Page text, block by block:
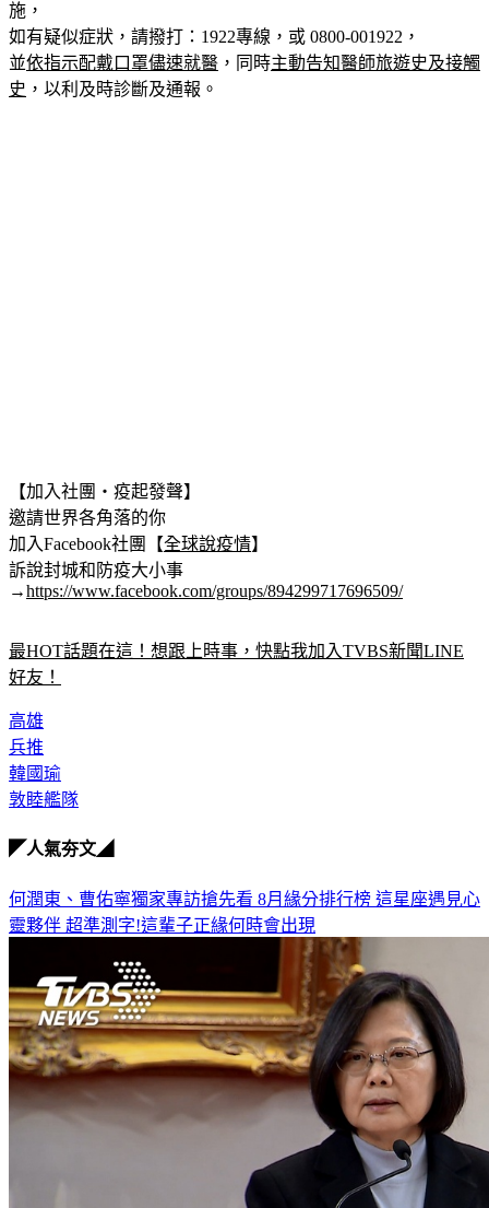
施，
如有疑似症狀，請撥打：1922專線，或 0800-001922，
並依指示配戴口罩儘速就醫 ，同時主動告知醫師旅遊史及接觸
史 ，以利及時診斷及通報。
【加入社團‧疫起發聲】
邀請世界各角落的你
加入Facebook社團【全球說疫情】
訴說封城和防疫大小事
→https://www.facebook.com/groups/894299717696509/
最HOT話題在這！想跟上時事，快點我加入TVBS新聞LINE
好友！
高雄
兵推
韓國瑜
敦睦艦隊
◤人氣夯文◢
何潤東、曹佑寧獨家專訪搶先看 8月緣分排行榜 這星座遇見心
靈夥伴 超準測字!這輩子正緣何時會出現